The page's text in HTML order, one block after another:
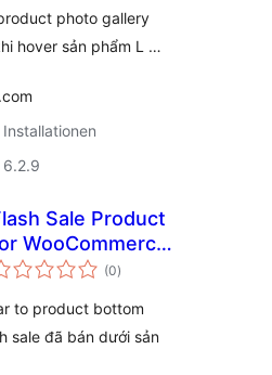
photo gallery
hover sản phẩm L …
6.2.9
Sale Product
WooCommerce
WPSHARE247
(0Bewertungen
insgesamt
)
to product bottom
sale đã bán dưới sản